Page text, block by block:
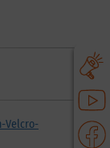
Velcro-